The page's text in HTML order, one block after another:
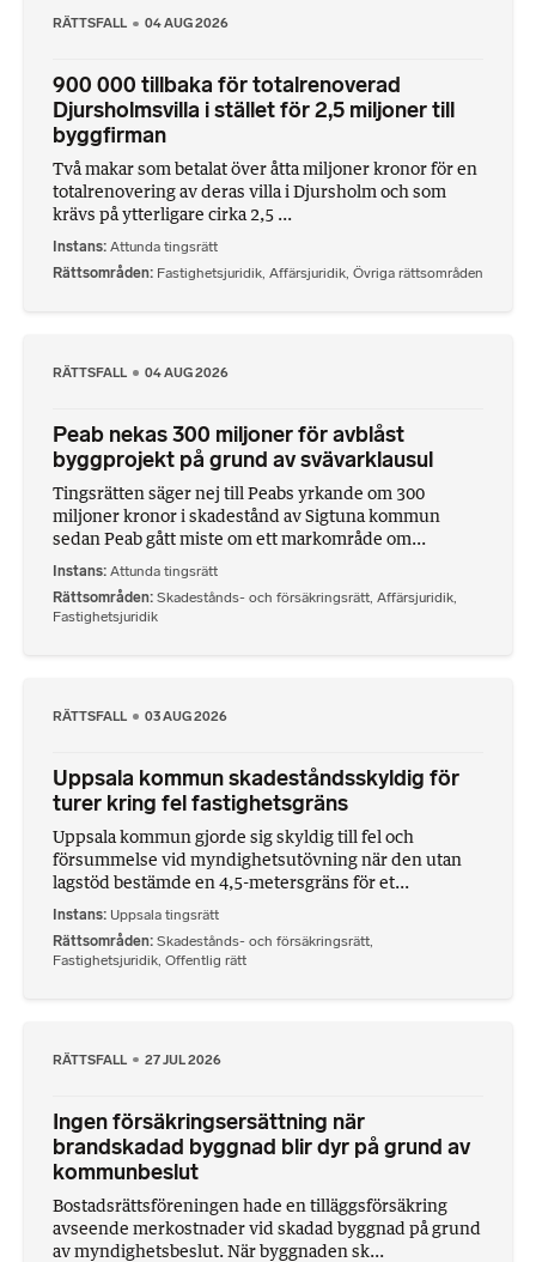
RÄTTSFALL 04 AUG 2026
900 000 tillbaka för totalrenoverad
Djursholmsvilla i stället för 2,5 miljoner till
byggfirman
Två makar som betalat över åtta miljoner kronor för en
totalrenovering av deras villa i Djursholm och som
krävs på ytterligare cirka 2,5 ...
Instans Attunda tingsrätt
Rättsområden Fastighetsjuridik, Affärsjuridik, Övriga rättsområden
RÄTTSFALL 04 AUG 2026
Peab nekas 300 miljoner för avblåst
byggprojekt på grund av svävarklausul
Tingsrätten säger nej till Peabs yrkande om 300
miljoner kronor i skadestånd av Sigtuna kommun
sedan Peab gått miste om ett markområde om...
Instans Attunda tingsrätt
Rättsområden Skadestånds- och försäkringsrätt Affärsjuridik
Fastighetsjuridik
RÄTTSFALL 03 AUG 2026
Uppsala kommun skadeståndsskyldig för
turer kring fel fastighetsgräns
Uppsala kommun gjorde sig skyldig till fel och
försummelse vid myndighetsutövning när den utan
lagstöd bestämde en 4,5-metersgräns för et...
Instans Uppsala tingsrätt
Rättsområden Skadestånds- och försäkringsrätt
Fastighetsjuridik Offentlig rätt
RÄTTSFALL 27 JUL 2026
Ingen försäkringsersättning när
brandskadad byggnad blir dyr på grund av
kommunbeslut
Bostadsrättsföreningen hade en tilläggsförsäkring
avseende merkostnader vid skadad byggnad på grund
av myndighetsbeslut. När byggnaden sk...